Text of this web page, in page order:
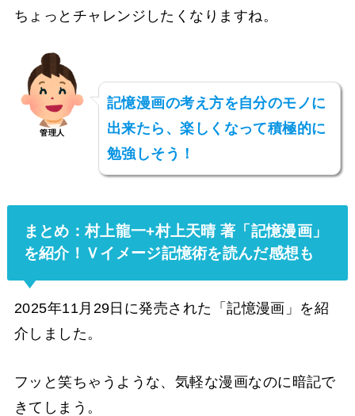
ちょっとチャレンジしたくなりますね。
管理人
記憶漫画の考え方を自分のモノに
出来たら、楽しくなって積極的に
勉強しそう！
まとめ：村上龍一+村上天晴 著「記憶漫画」
を紹介！Ｖイメージ記憶術を読んだ感想も
2025年11月29日に発売された「記憶漫画」を紹
介しました。
フッと笑ちゃうような、気軽な漫画なのに暗記で
きてしまう。